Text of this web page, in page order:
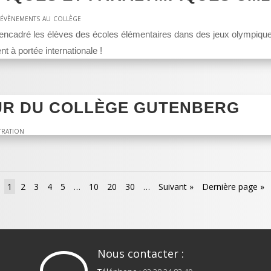
au collège
les élèves des écoles élémentaires dans des jeux
à portée internationale !
DU COLLÈGE GUTENBERG
1 2 3 4 5 … 10 20 30 … Suivant » Dernière page »
Nous contacter :